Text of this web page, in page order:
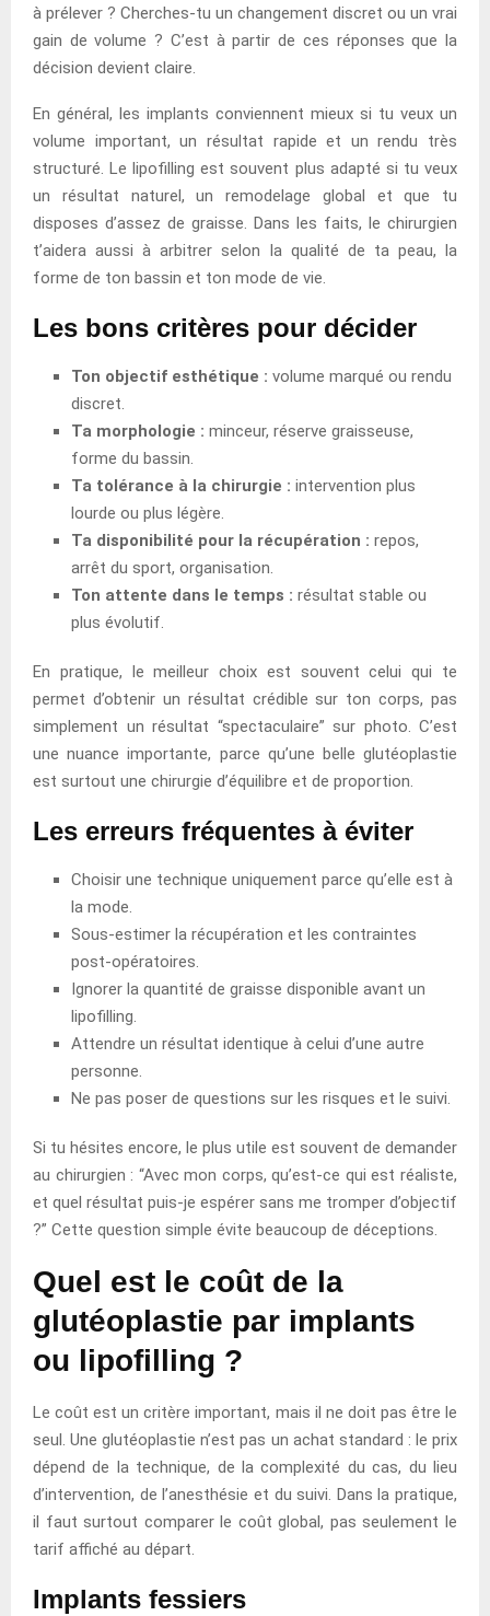
à prélever ? Cherches-tu un changement discret ou un vrai
gain de volume ? C’est à partir de ces réponses que la
décision devient claire.
En général, les implants conviennent mieux si tu veux un
volume important, un résultat rapide et un rendu très
structuré. Le lipofilling est souvent plus adapté si tu veux
un résultat naturel, un remodelage global et que tu
disposes d’assez de graisse. Dans les faits, le chirurgien
t’aidera aussi à arbitrer selon la qualité de ta peau, la
forme de ton bassin et ton mode de vie.
Les bons critères pour décider
Ton objectif esthétique : volume marqué ou rendu
discret.
Ta morphologie : minceur, réserve graisseuse,
forme du bassin.
Ta tolérance à la chirurgie : intervention plus
lourde ou plus légère.
Ta disponibilité pour la récupération : repos,
arrêt du sport, organisation.
Ton attente dans le temps : résultat stable ou
plus évolutif.
En pratique, le meilleur choix est souvent celui qui te
permet d’obtenir un résultat crédible sur ton corps, pas
simplement un résultat “spectaculaire” sur photo. C’est
une nuance importante, parce qu’une belle glutéoplastie
est surtout une chirurgie d’équilibre et de proportion.
Les erreurs fréquentes à éviter
Choisir une technique uniquement parce qu’elle est à
la mode.
Sous-estimer la récupération et les contraintes
post-opératoires.
Ignorer la quantité de graisse disponible avant un
lipofilling.
Attendre un résultat identique à celui d’une autre
personne.
Ne pas poser de questions sur les risques et le suivi.
Si tu hésites encore, le plus utile est souvent de demander
au chirurgien : “Avec mon corps, qu’est-ce qui est réaliste,
et quel résultat puis-je espérer sans me tromper d’objectif
?” Cette question simple évite beaucoup de déceptions.
Quel est le coût de la
glutéoplastie par implants
ou lipofilling ?
Le coût est un critère important, mais il ne doit pas être le
seul. Une glutéoplastie n’est pas un achat standard : le prix
dépend de la technique, de la complexité du cas, du lieu
d’intervention, de l’anesthésie et du suivi. Dans la pratique,
il faut surtout comparer le coût global, pas seulement le
tarif affiché au départ.
Implants fessiers